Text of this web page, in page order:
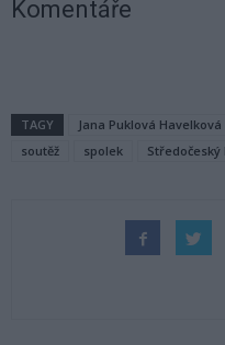
Komentáře
TAGY Jana Puklová Havelková
soutěž
spolek Středočeský